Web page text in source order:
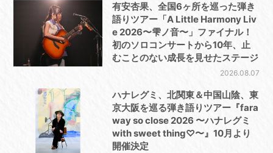
有安杏果、全国6ヶ所を巡った弾き
語りツアー「A Little Harmony Liv
e 2026〜雫ノ音〜」ファイナル！
初のソロコンサートから10年、止
むことのない成長を見せたステージ
2026.08.07
ハナレグミ、北関東＆中国山陰、東
京大阪を巡る弾き語りツアー『fara
way so close 2026 〜ハナレグミ
with sweet thing♡〜』10月より
開催決定